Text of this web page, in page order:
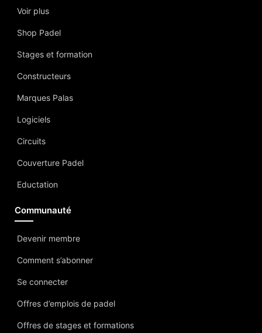
Voir plus
Shop Padel
Stages et formation
Constructeurs
Marques Palas
Logiciels
Circuits
Couverture Padel
Eductation
Communauté
Devenir membre
Comment s’abonner
Se connecter
Offres d’emplois de padel
Offres de stages et formations